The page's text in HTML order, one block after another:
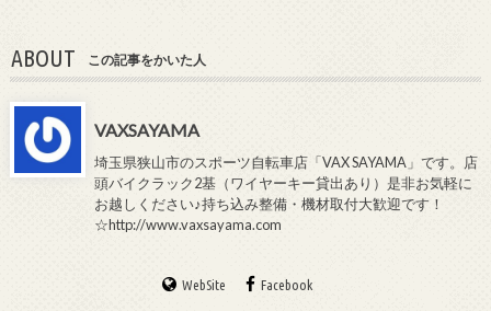
ABOUT この記事をかいた人
VAXSAYAMA
埼玉県狭山市のスポーツ自転車店「VAX SAYAMA」です。店
頭バイクラック2基（ワイヤーキー貸出あり）是非お気軽に
お越しください♪持ち込み整備・機材取付大歓迎です！
☆http://www.vaxsayama.com
WebSite Facebook